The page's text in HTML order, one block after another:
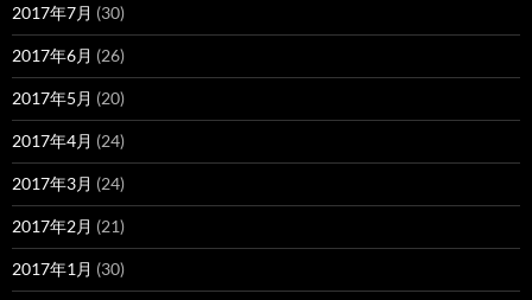
2017年7月 (30)
2017年6月 (26)
2017年5月 (20)
2017年4月 (24)
2017年3月 (24)
2017年2月 (21)
2017年1月 (30)